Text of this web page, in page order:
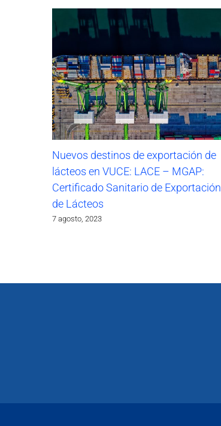
Nuevos destinos de exportación de
lácteos en VUCE: LACE – MGAP:
Certificado Sanitario de Exportación
de Lácteos
7 agosto, 2023